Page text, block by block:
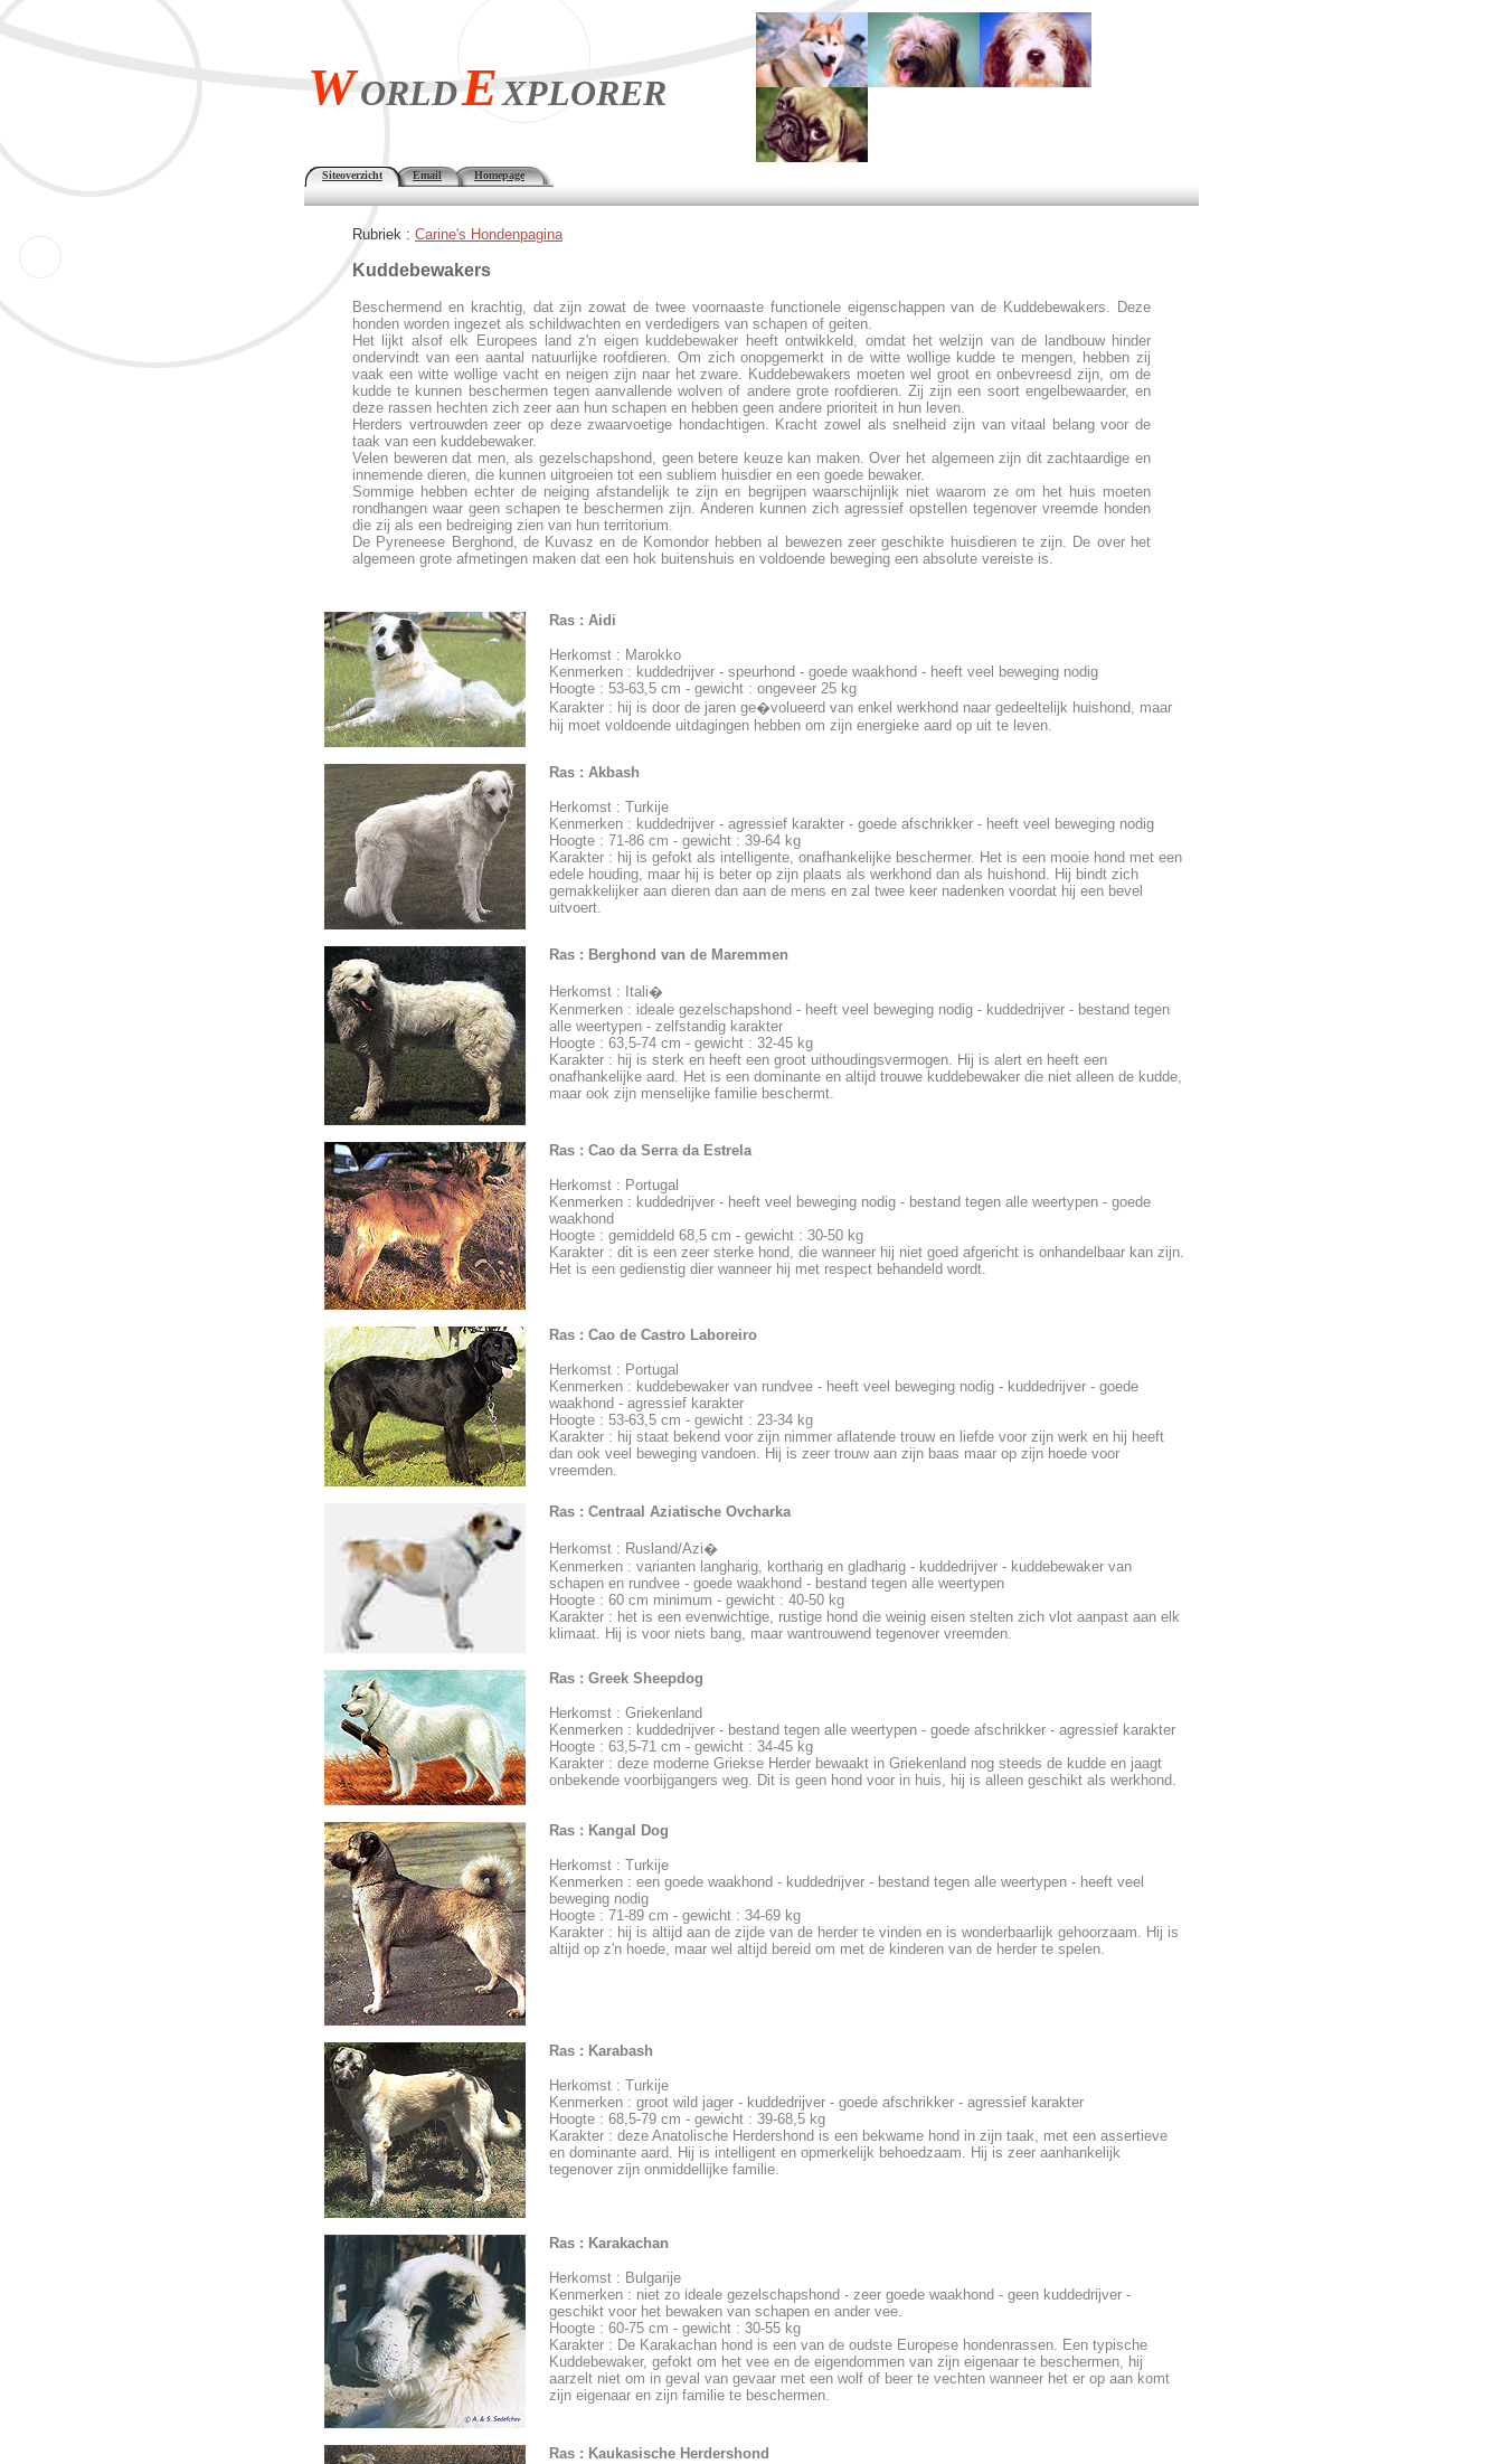
WORLDEXPLORER
Siteoverzicht Email Homepage
Rubriek : Carine's Hondenpagina
Kuddebewakers
Beschermend en krachtig, dat zijn zowat de twee voornaaste functionele eigenschappen van de Kuddebewakers. Deze
honden worden ingezet als schildwachten en verdedigers van schapen of geiten.
Het lijkt alsof elk Europees land z'n eigen kuddebewaker heeft ontwikkeld, omdat het welzijn van de landbouw hinder
ondervindt van een aantal natuurlijke roofdieren. Om zich onopgemerkt in de witte wollige kudde te mengen, hebben zij
vaak een witte wollige vacht en neigen zijn naar het zware. Kuddebewakers moeten wel groot en onbevreesd zijn, om de
kudde te kunnen beschermen tegen aanvallende wolven of andere grote roofdieren. Zij zijn een soort engelbewaarder, en
deze rassen hechten zich zeer aan hun schapen en hebben geen andere prioriteit in hun leven.
Herders vertrouwden zeer op deze zwaarvoetige hondachtigen. Kracht zowel als snelheid zijn van vitaal belang voor de
taak van een kuddebewaker.
Velen beweren dat men, als gezelschapshond, geen betere keuze kan maken. Over het algemeen zijn dit zachtaardige en
innemende dieren, die kunnen uitgroeien tot een subliem huisdier en een goede bewaker.
Sommige hebben echter de neiging afstandelijk te zijn en begrijpen waarschijnlijk niet waarom ze om het huis moeten
rondhangen waar geen schapen te beschermen zijn. Anderen kunnen zich agressief opstellen tegenover vreemde honden
die zij als een bedreiging zien van hun territorium.
De Pyreneese Berghond, de Kuvasz en de Komondor hebben al bewezen zeer geschikte huisdieren te zijn. De over het
algemeen grote afmetingen maken dat een hok buitenshuis en voldoende beweging een absolute vereiste is.
Ras : Aidi
Herkomst : Marokko
Kenmerken : kuddedrijver - speurhond - goede waakhond - heeft veel beweging nodig
Hoogte : 53-63,5 cm - gewicht : ongeveer 25 kg
Karakter : hij is door de jaren ge�volueerd van enkel werkhond naar gedeeltelijk huishond, maar
hij moet voldoende uitdagingen hebben om zijn energieke aard op uit te leven.
Ras : Akbash
Herkomst : Turkije
Kenmerken : kuddedrijver - agressief karakter - goede afschrikker - heeft veel beweging nodig
Hoogte : 71-86 cm - gewicht : 39-64 kg
Karakter : hij is gefokt als intelligente, onafhankelijke beschermer. Het is een mooie hond met een
edele houding, maar hij is beter op zijn plaats als werkhond dan als huishond. Hij bindt zich
gemakkelijker aan dieren dan aan de mens en zal twee keer nadenken voordat hij een bevel
uitvoert.
Ras : Berghond van de Maremmen
Herkomst : Itali�
Kenmerken : ideale gezelschapshond - heeft veel beweging nodig - kuddedrijver - bestand tegen
alle weertypen - zelfstandig karakter
Hoogte : 63,5-74 cm - gewicht : 32-45 kg
Karakter : hij is sterk en heeft een groot uithoudingsvermogen. Hij is alert en heeft een
onafhankelijke aard. Het is een dominante en altijd trouwe kuddebewaker die niet alleen de kudde,
maar ook zijn menselijke familie beschermt.
Ras : Cao da Serra da Estrela
Herkomst : Portugal
Kenmerken : kuddedrijver - heeft veel beweging nodig - bestand tegen alle weertypen - goede
waakhond
Hoogte : gemiddeld 68,5 cm - gewicht : 30-50 kg
Karakter : dit is een zeer sterke hond, die wanneer hij niet goed afgericht is onhandelbaar kan zijn.
Het is een gedienstig dier wanneer hij met respect behandeld wordt.
Ras : Cao de Castro Laboreiro
Herkomst : Portugal
Kenmerken : kuddebewaker van rundvee - heeft veel beweging nodig - kuddedrijver - goede
waakhond - agressief karakter
Hoogte : 53-63,5 cm - gewicht : 23-34 kg
Karakter : hij staat bekend voor zijn nimmer aflatende trouw en liefde voor zijn werk en hij heeft
dan ook veel beweging vandoen. Hij is zeer trouw aan zijn baas maar op zijn hoede voor
vreemden.
Ras : Centraal Aziatische Ovcharka
Herkomst : Rusland/Azi�
Kenmerken : varianten langharig, kortharig en gladharig - kuddedrijver - kuddebewaker van
schapen en rundvee - goede waakhond - bestand tegen alle weertypen
Hoogte : 60 cm minimum - gewicht : 40-50 kg
Karakter : het is een evenwichtige, rustige hond die weinig eisen stelten zich vlot aanpast aan elk
klimaat. Hij is voor niets bang, maar wantrouwend tegenover vreemden.
Ras : Greek Sheepdog
Herkomst : Griekenland
Kenmerken : kuddedrijver - bestand tegen alle weertypen - goede afschrikker - agressief karakter
Hoogte : 63,5-71 cm - gewicht : 34-45 kg
Karakter : deze moderne Griekse Herder bewaakt in Griekenland nog steeds de kudde en jaagt
onbekende voorbijgangers weg. Dit is geen hond voor in huis, hij is alleen geschikt als werkhond.
Ras : Kangal Dog
Herkomst : Turkije
Kenmerken : een goede waakhond - kuddedrijver - bestand tegen alle weertypen - heeft veel
beweging nodig
Hoogte : 71-89 cm - gewicht : 34-69 kg
Karakter : hij is altijd aan de zijde van de herder te vinden en is wonderbaarlijk gehoorzaam. Hij is
altijd op z'n hoede, maar wel altijd bereid om met de kinderen van de herder te spelen.
Ras : Karabash
Herkomst : Turkije
Kenmerken : groot wild jager - kuddedrijver - goede afschrikker - agressief karakter
Hoogte : 68,5-79 cm - gewicht : 39-68,5 kg
Karakter : deze Anatolische Herdershond is een bekwame hond in zijn taak, met een assertieve
en dominante aard. Hij is intelligent en opmerkelijk behoedzaam. Hij is zeer aanhankelijk
tegenover zijn onmiddellijke familie.
Ras : Karakachan
Herkomst : Bulgarije
Kenmerken : niet zo ideale gezelschapshond - zeer goede waakhond - geen kuddedrijver -
geschikt voor het bewaken van schapen en ander vee.
Hoogte : 60-75 cm - gewicht : 30-55 kg
Karakter : De Karakachan hond is een van de oudste Europese hondenrassen. Een typische
Kuddebewaker, gefokt om het vee en de eigendommen van zijn eigenaar te beschermen, hij
aarzelt niet om in geval van gevaar met een wolf of beer te vechten wanneer het er op aan komt
zijn eigenaar en zijn familie te beschermen.
Ras : Kaukasische Herdershond